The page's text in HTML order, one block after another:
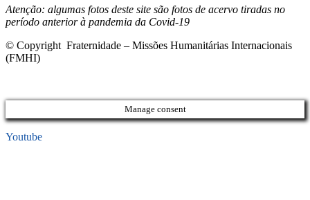
Atenção: algumas fotos deste site são fotos de acervo tiradas no
período anterior à pandemia da Covid-19
© Copyright Fraternidade – Missões Humanitárias Internacionais
(FMHI)
Manage consent
Youtube